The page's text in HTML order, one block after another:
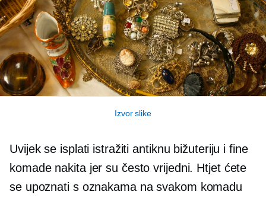
Izvor slike
Uvijek se isplati istražiti antiknu bižuteriju i fine
komade nakita jer su često vrijedni. Htjet ćete
se upoznati s oznakama na svakom komadu